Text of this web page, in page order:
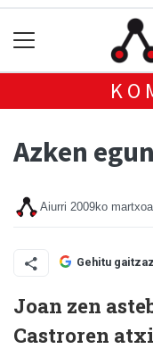
Azken
Aiurri 2009ko
Gehitu
Joan zen
Castroren